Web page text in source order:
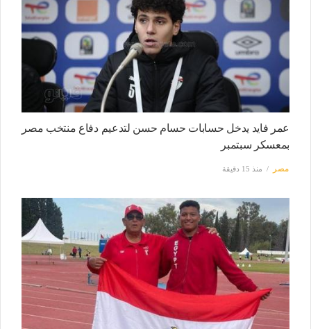
عمر فايد يدخل حسابات حسام حسن لتدعيم دفاع منتخب مصر
بمعسكر سبتمبر
مصر منذ 15 دقيقة